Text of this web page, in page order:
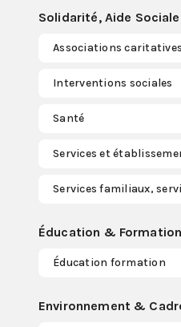
Solidarité, Aide
Associations
Interventions sociales
Santé
Services et
Services familiaux,
Éducation & Formation
Éducation formation
Environnement &